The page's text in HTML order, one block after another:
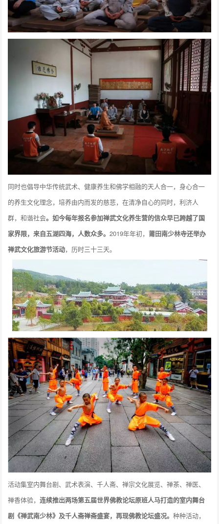
同时也倡导中华传统武术、健康养生和佛学相融的天人合一，身心合一
的养生文化理念，培养由内而发的慈悲，在清净自心的同时，利济人
群，和谐社会。如今每年报名参加禅武文化养生营的信众早已跨越了国
家界限，来自五湖四海，人数众多。2019年年初，莆田南少林寺还举办
禅武文化旅游节活动，历时三十三天。
活动集室内舞台剧、武术表演、千人斋、禅宗文化展览、禅茶、禅医、
禅香体验，连续推出两场第五届世界佛教论坛原班人马打造的室内舞台
剧《禅武南少林》及千人斋禅斋盛宴，再现佛教论坛盛况。种种活动，